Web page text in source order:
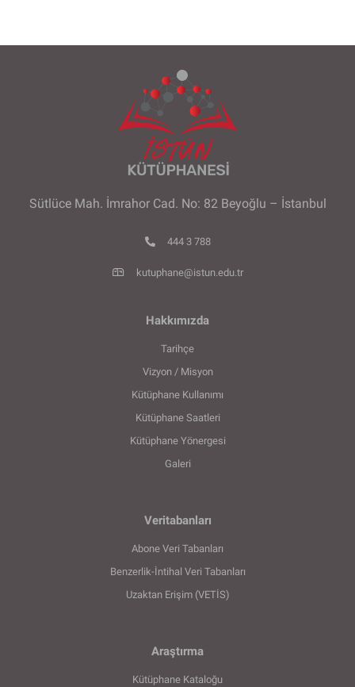
Sütlüce Mah. İmrahor Cad. No: 82 Beyoğlu – İstanbul
444 3 788
kutuphane@istun.edu.tr
Hakkımızda
Tarihçe
Vizyon / Misyon
Kütüphane Kullanımı
Kütüphane Saatleri
Kütüphane Yönergesi
Galeri
Veritabanları
Abone Veri Tabanları
Benzerlik-İntihal Veri Tabanları
Uzaktan Erişim (VETİS)
Araştırma
Kütüphane Kataloğu